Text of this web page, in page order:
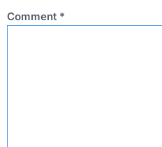
Comment *